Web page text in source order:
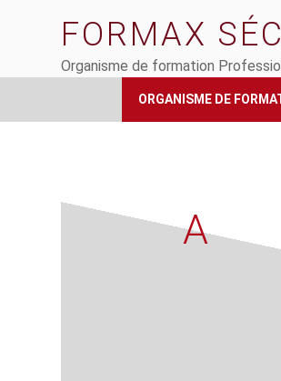
principal
FORMAX
Organisme de formation
ORGANISME DE
A